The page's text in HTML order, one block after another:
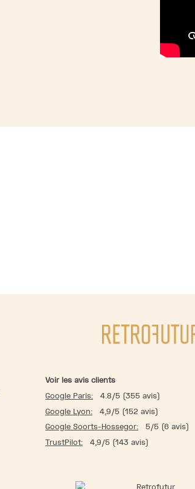
Voir les avis clients
Google Paris:
4.8/5 (355 avis)
Google Lyon:
4,9/5 (152 avis)
Google Soorts-Hossegor:
5/5 (6 avis)
TrustPilot:
4,9/5 (143 avis)